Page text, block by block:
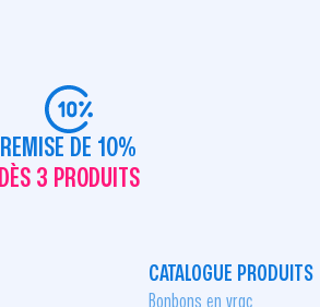
REMISE DE 10%
DÈS 3 PRODUITS
CATALOGUE PRODUITS
Bonbons en vrac